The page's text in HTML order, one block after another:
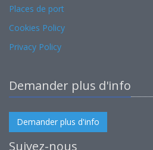
Places de port
Cookies Policy
Privacy Policy
Demander plus d'info
Demander plus d'info
Suivez-nous